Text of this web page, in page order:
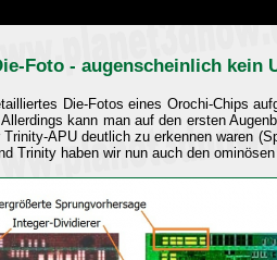
Foto - augenscheinlich kein
Die-Fotos eines Orochi-Chips
kann man auf den ersten
Trinity-APU deutlich zu erkennen waren
Trinity haben wir nun auch den